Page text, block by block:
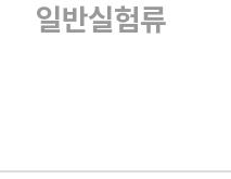
일반실험류